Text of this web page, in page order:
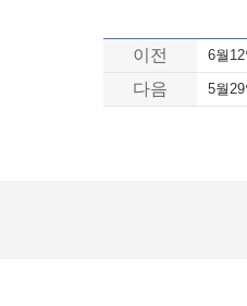
이전 6월
다음 5월